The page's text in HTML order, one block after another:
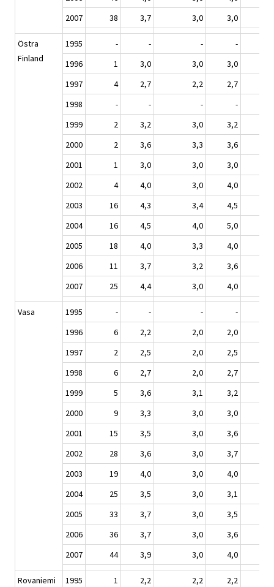
2007
38 3,7 3,0 3,0
Östra
Finland
1995 - - -
-
1996
1 3,0 3,0
3,0
1997
4 2,7 2,2
2,7
1998
- - -
-
1999
2 3,2 3,0
3,2
2000
2 3,6 3,3
3,6
2001
1 3,0 3,0
3,0
2002
4 4,0 3,0
4,0
2003
16 4,3 3,4
4,5
2004
16 4,5 4,0
5,0
2005
18 4,0 3,3
4,0
2006
11 3,7 3,2
3,6
2007
25 4,4 3,0 4,0
Vasa 1995 - - -
-
1996
6 2,2 2,0
2,0
1997
2 2,5 2,0
2,5
1998
6 2,7 2,0
2,7
1999
5 3,6 3,1
3,2
2000
9 3,3 3,0
3,0
2001
15 3,5 3,0
3,6
2002
28 3,6 3,0
3,7
2003
19 4,0 3,0
4,0
2004
25 3,5 3,0
3,1
2005
33 3,7 3,0
3,5
2006
36 3,7 3,0
3,6
2007
44 3,9 3,0 4,0
Rovaniemi 1995 1 2,2 2,2
2,2